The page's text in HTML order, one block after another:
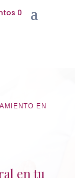
0
EN
en tu